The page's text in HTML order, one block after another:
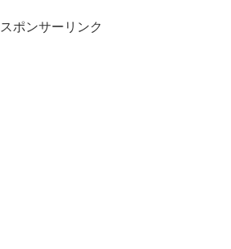
スポンサーリンク